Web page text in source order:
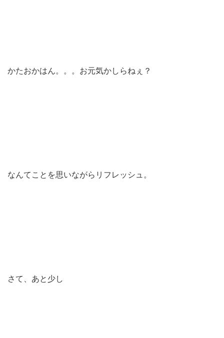
かたおかはん。。。お元気かしらねぇ？
なんてことを思いながらリフレッシュ。
さて、あと少し